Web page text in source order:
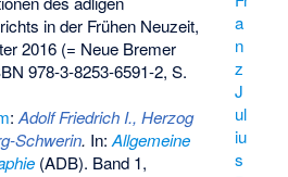
a
n
z
J
ul
iu
s
in der Frühen Neuzeit,
2016 (= Neue Bremer
978-3-8253-6591-2, S.
:Adolf Friedrich I., Herzog
Schwerin. In:Allgemeine
(ADB). Band 1,